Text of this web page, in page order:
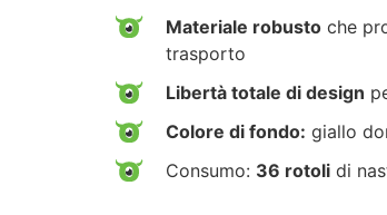
Materiale robusto che
trasporto
Libertà totale di design
Colore di fondo: giallo
Consumo: 36 rotoli di